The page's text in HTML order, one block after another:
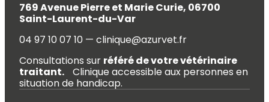
769 Avenue Pierre et Marie Curie, 06700
Saint-Laurent-du-Var
04 97 10 07 10 — clinique@azurvet.fr
Consultations sur référé de votre vétérinaire
traitant. Clinique accessible aux personnes en
situation de handicap.